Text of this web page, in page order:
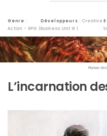
Genre :
Action – RPG |
Développeurs: Creative
Business Unit III |
Plates-
L’incarnation